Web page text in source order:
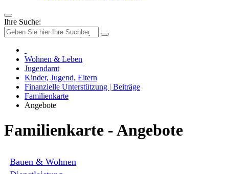
Ihre Suche:
Wohnen & Leben
Jugendamt
Kinder, Jugend, Eltern
Finanzielle Unterstützung | Beiträge
Familienkarte
Angebote
Familienkarte - Angebote